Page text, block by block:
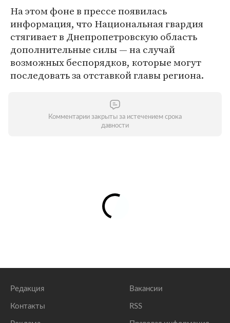
На этом фоне в прессе появилась
информация, что Национальная гвардия
стягивает в Днепропетровскую область
дополнительные силы — на случай
возможных беспорядков, которые могут
последовать за отставкой главы региона.
Комментарии закрыты за истечением срока
давности
Редакция
Контакты
Вакансии
RSS